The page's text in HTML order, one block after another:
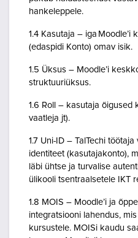
hankeleppele.
1.4 Kasutaja – iga
(edaspidi Konto) omav isik.
1.5 Üksus – Moodle’i
struktuuriüksus.
1.6 Roll – kasutaja õigused
vaatleja jt).
1.7 Uni-ID – TalTechi
identiteet (kasutajakonto),
läbi ühtse ja turvalise
ülikooli tsentraalsetele IKT
1.8 MOIS – Moodle’i ja
integratsiooni lahendus,
kursustele. MOISi kaudu